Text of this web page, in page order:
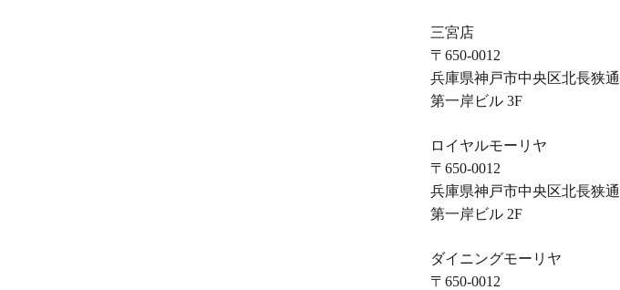
三宮店
〒650-0012
兵庫県神戸市中央区北長狭
第一岸ビル 3F
ロイヤルモーリヤ
〒650-0012
兵庫県神戸市中央区北長狭
第一岸ビル 2F
ダイニングモーリヤ
〒650-0012